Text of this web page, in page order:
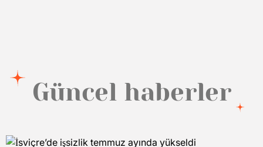
Güncel haberler